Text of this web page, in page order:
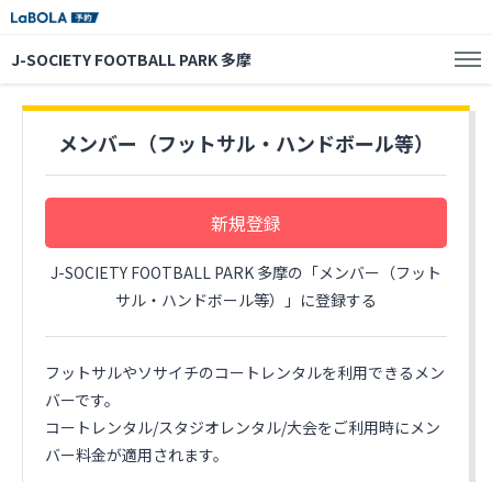
J-SOCIETY FOOTBALL PARK 多摩
メンバー（フットサル・ハンドボール等）
新規登録
J-SOCIETY FOOTBALL PARK 多摩の「メンバー（フット
サル・ハンドボール等）」に登録する
フットサルやソサイチのコートレンタルを利用できるメン
バーです。
コートレンタル/スタジオレンタル/大会をご利用時にメン
バー料金が適用されます。